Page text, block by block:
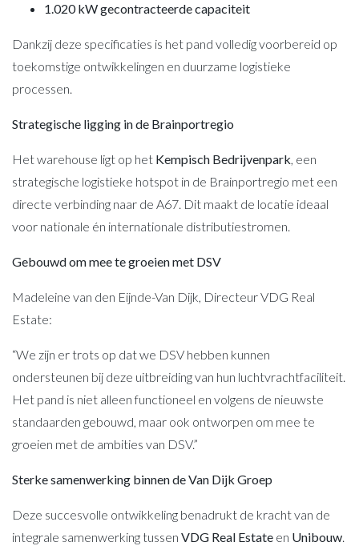
1.020 kW gecontracteerde capaciteit
Dankzij deze specificaties is het pand volledig voorbereid op
toekomstige ontwikkelingen en duurzame logistieke
processen.
Strategische ligging in de Brainportregio
Het warehouse ligt op het Kempisch Bedrijvenpark, een
strategische logistieke hotspot in de Brainportregio met een
directe verbinding naar de A67. Dit maakt de locatie ideaal
voor nationale én internationale distributiestromen.
Gebouwd om mee te groeien met DSV
Madeleine van den Eijnde-Van Dijk, Directeur VDG Real
Estate:
“We zijn er trots op dat we DSV hebben kunnen
ondersteunen bij deze uitbreiding van hun luchtvrachtfaciliteit.
Het pand is niet alleen functioneel en volgens de nieuwste
standaarden gebouwd, maar ook ontworpen om mee te
groeien met de ambities van DSV.”
Sterke samenwerking binnen de Van Dijk Groep
Deze succesvolle ontwikkeling benadrukt de kracht van de
integrale samenwerking tussen VDG Real Estate en Unibouw.